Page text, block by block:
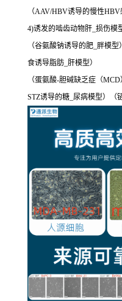
（AAV/HBV诱导的慢性
4)诱发的啮齿动物肝_损伤模
（谷氨酸钠诱导的肥_胖模
食诱导脂肪_肝模型）
（蛋氨酸-胆碱缺乏症（
STZ诱导的糖_尿病模型）（